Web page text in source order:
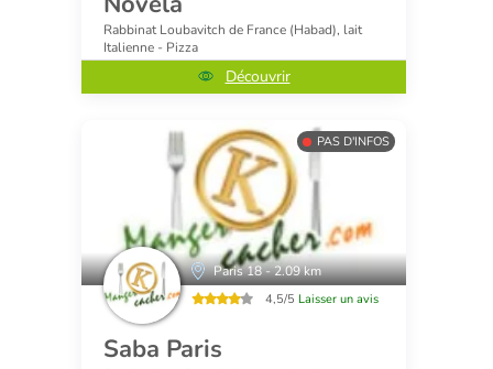
Rabbinat Loubavitch de France (Habad), lait
Italienne - Pizza
Découvrir
PAS D'INFOS
Paris 18 - 2.09 km
4,5/5 Laisser un avis
Saba Paris